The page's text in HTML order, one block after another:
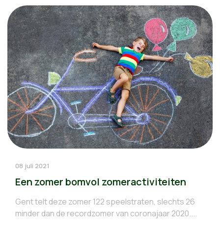
08 juli 2021
Een zomer bomvol zomeractiviteiten
Gent telt deze zomer 122 speelstraten, slechts 26
minder dan de recordzomer van coronajaar 2020....